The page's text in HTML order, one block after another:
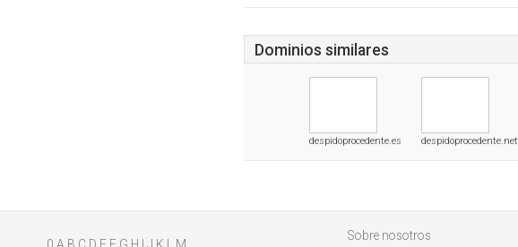
Dominios similares
despidoprocedente.es despidoprocedente.net
Sobre nosotros